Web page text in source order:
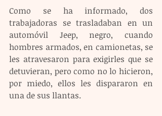
Como se ha informado, dos
trabajadoras se trasladaban en un
automóvil Jeep, negro, cuando
hombres armados, en camionetas, se
les atravesaron para exigirles que se
detuvieran, pero como no lo hicieron,
por miedo, ellos les dispararon en
una de sus llantas.